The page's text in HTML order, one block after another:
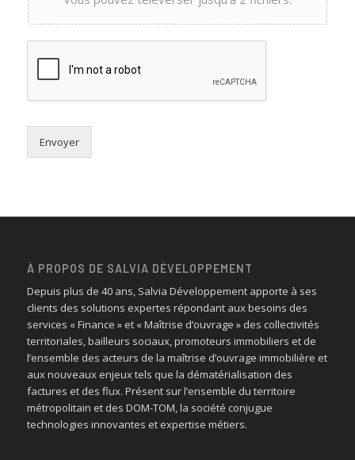
Envoyer
À PROPOS DE SALVIA DÉVELOPPEMENT
Depuis plus de 40 ans, Salvia Développement apporte à ses
clients des solutions expertes répondant aux besoins des
services « Finance » et « Maîtrise d’ouvrage » des collectivités
territoriales, bailleurs sociaux, promoteurs immobiliers et de
l’ensemble des acteurs de la maîtrise d’ouvrage immobilière et
aux nouveaux enjeux tels que la dématérialisation des
factures et des flux. Présent sur l’ensemble du territoire
métropolitain et des DOM-TOM, la société conjugue
technologies innovantes et expertise métiers.